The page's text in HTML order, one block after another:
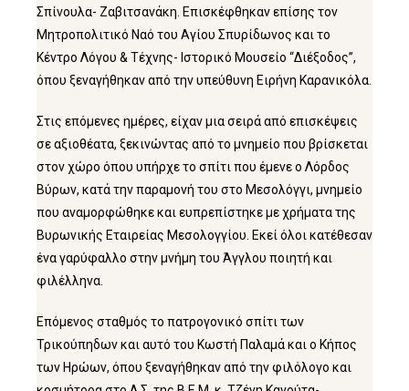
Σπίνουλα- Ζαβιτσανάκη. Επισκέφθηκαν επίσης τον
Μητροπολιτικό Ναό του Αγίου Σπυρίδωνος και το
Κέντρο Λόγου & Τέχνης- Ιστορικό Μουσείο “Διέξοδος”,
όπου ξεναγήθηκαν από την υπεύθυνη Ειρήνη Καρανικόλα.
Στις επόμενες ημέρες, είχαν μια σειρά από επισκέψεις
σε αξιοθέατα, ξεκινώντας από το μνημείο που βρίσκεται
στον χώρο όπου υπήρχε το σπίτι που έμενε ο Λόρδος
Βύρων, κατά την παραμονή του στο Μεσολόγγι, μνημείο
που αναμορφώθηκε και ευπρεπίστηκε με χρήματα της
Βυρωνικής Εταιρείας Μεσολογγίου. Εκεί όλοι κατέθεσαν
ένα γαρύφαλλο στην μνήμη του Άγγλου ποιητή και
φιλέλληνα.
Επόμενος σταθμός το πατρογονικό σπίτι των
Τρικούπηδων και αυτό του Κωστή Παλαμά και ο Κήπος
των Ηρώων, όπου ξεναγήθηκαν από την φιλόλογο και